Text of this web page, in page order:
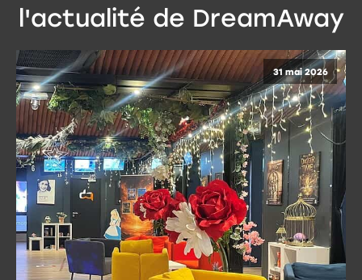
l'actualité de DreamAway
31 mai 2026